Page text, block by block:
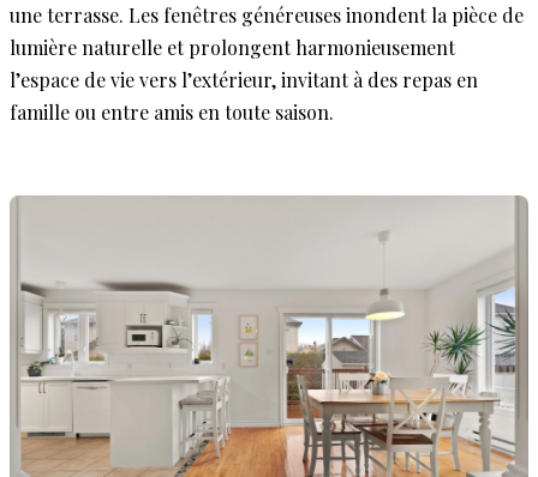
une terrasse. Les fenêtres généreuses inondent la pièce de
lumière naturelle et prolongent harmonieusement
l’espace de vie vers l’extérieur, invitant à des repas en
famille ou entre amis en toute saison.